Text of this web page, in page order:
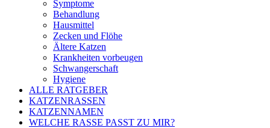
Symptome
Behandlung
Hausmittel
Zecken und Flöhe
Ältere Katzen
Krankheiten vorbeugen
Schwangerschaft
Hygiene
ALLE RATGEBER
KATZENRASSEN
KATZENNAMEN
WELCHE RASSE PASST ZU MIR?